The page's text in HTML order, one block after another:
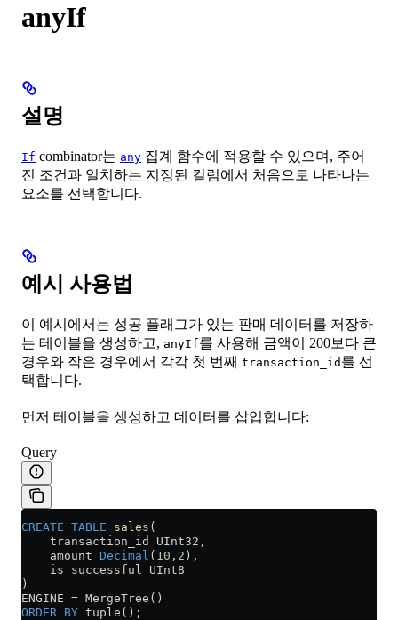
anyIf
설명
If combinator는 any 집계 함수에 적용할 수 있으며, 주어
진 조건과 일치하는 지정된 컬럼에서 처음으로 나타나는
요소를 선택합니다.
예시 사용법
이 예시에서는 성공 플래그가 있는 판매 데이터를 저장하
는 테이블을 생성하고, anyIf를 사용해 금액이 200보다 큰
경우와 작은 경우에서 각각 첫 번째 transaction_id 를 선
택합니다.
먼저 테이블을 생성하고 데이터를 삽입합니다:
Query
CREATE TABLE sales (
    transaction_id UInt32,
    amount
Decimal ( 10 , 2 ),
    is_successful UInt8
)
ENGINE = MergeTree()
ORDER BY tuple();